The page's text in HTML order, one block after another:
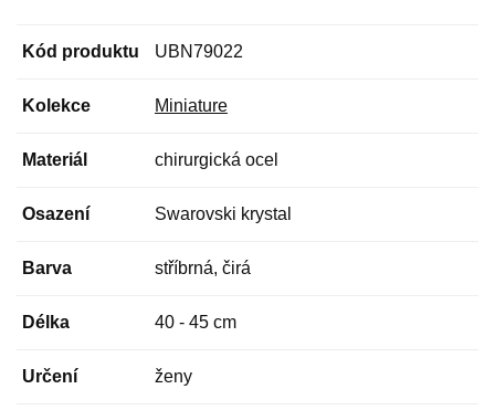
Kód produktu UBN79022
Kolekce Miniature
Materiál chirurgická ocel
Osazení Swarovski krystal
Barva stříbrná, čirá
Délka 40 - 45 cm
Určení ženy